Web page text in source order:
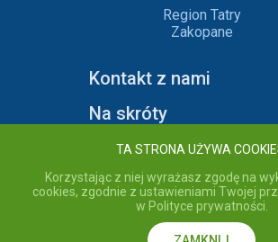
Region Tatry
Zakopane
Kontakt z nami
Na skróty
Informacje
copyright © 2020 Region Tatry - wszelkie
Przebywając na stronie akceptujesz Politykę
TA STRONA UŻYWA
Korzystając z niej wyrażasz zgodę na
cookies, zgodnie z ustawieniami Twojej
w Polityce prywatności.